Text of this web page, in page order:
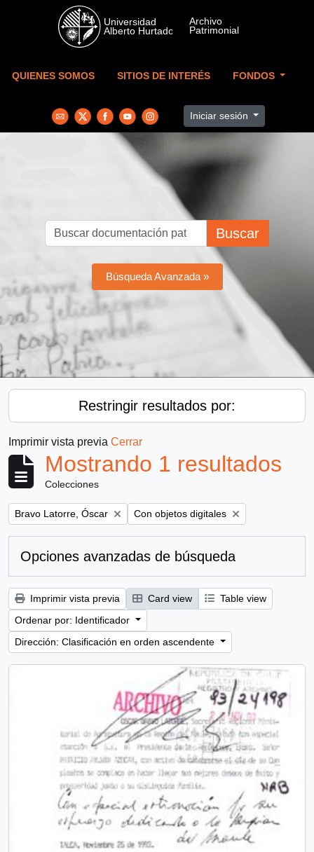
Skip to main content
QUIENES SOMOS SITIOS DE INTERÉS FONDOS
Iniciar sesión
Buscar
Búsqueda Avanzada »
Restringir resultados por:
Imprimir vista previa Cerrar
Mostrando 1 resultados
Colecciones
Remove filter:
Bravo Latorre, Óscar Remove filter:
Con objetos digitales
Opciones avanzadas de búsqueda
Imprimir vista previa Card view
Table view
Ordenar por: Identificador
Dirección: Clasificación en orden ascendente